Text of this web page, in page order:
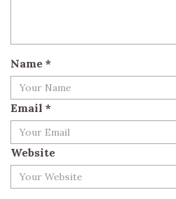
Name *
Email *
Website